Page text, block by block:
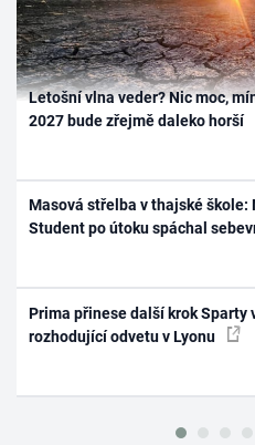
Letošní vlna veder? Nic moc,
2027 bude zřejmě daleko horší
Masová střelba v thajské škole:
Student po útoku spáchal
Prima přinese další krok Sparty
rozhodující odvetu v Lyonu